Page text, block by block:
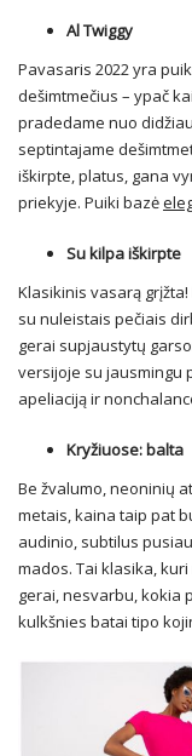
Al Twiggy
Pavasaris 2022 yra
dešimtmečius – ypač
pradedame nuo
septintajame
iškirpte, platus, gana
priekyje. Puiki bazė
Su kilpa iškirpte
Klasikinis vasarą grįžta!
su nuleistais pečiais
gerai supjaustytų
versijoje su jausmingu
apeliaciją ir
Kryžiuose: balta
Be žvalumo, neoninių
metais, kaina taip pat
audinio, subtilus
mados. Tai klasika,
gerai, nesvarbu, kokia
kulkšnies batai tipo